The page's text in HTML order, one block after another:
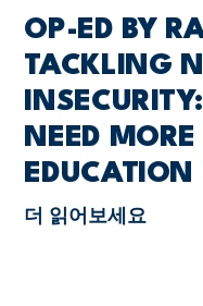
OP-ED BY
TACKLING
NEED
더 읽어보세요